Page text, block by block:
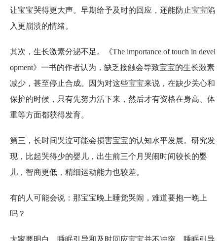
让宝宝哭得更大声。早期给予及时的回应，还能防止宝宝陷
入更崩溃的情绪。
其次，生长激素分泌不足。《The importance of touch in devel
opment》一书的作者认为，缺乏接触会导致宝宝的生长激素
减少，甚至停止合成。因为对这些宝宝来说，在缺少关心和
保护的时候，只有先努力活下来，然后才有资格在身高、体
重等方面都获得发育。
第三，长时间哭泣可能会损害宝宝的认知水平发展。研究发
现，比起哭得少的婴儿，出生前三个月哭闹时间较长的婴
儿，智商更低，精细运动能力也较差。
有的人可能会说：那宝宝晚上睡觉哭闹，难道要抱一晚上
吗？